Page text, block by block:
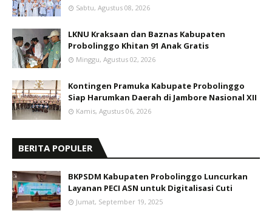
Sabtu, Agustus 08, 2026
LKNU Kraksaan dan Baznas Kabupaten
Probolinggo Khitan 91 Anak Gratis
Minggu, Agustus 02, 2026
Kontingen Pramuka Kabupate Probolinggo
Siap Harumkan Daerah di Jambore Nasional XII
Kamis, Agustus 06, 2026
BERITA POPULER
BKPSDM Kabupaten Probolinggo Luncurkan
Layanan PECI ASN untuk Digitalisasi Cuti
Jumat, September 19, 2025